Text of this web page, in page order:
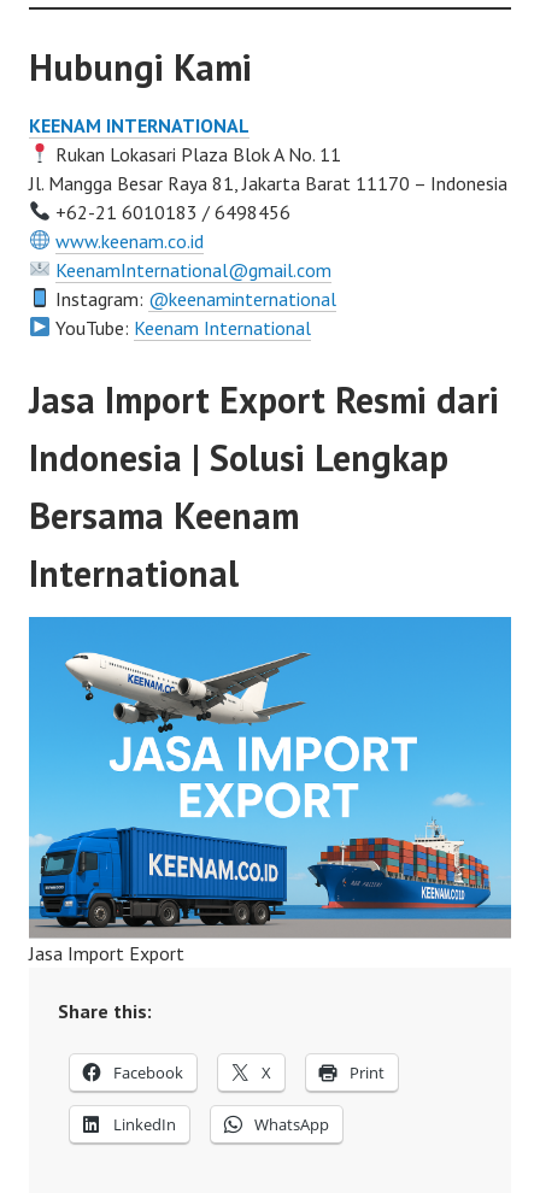
Hubungi Kami
KEENAM INTERNATIONAL
Rukan Lokasari Plaza Blok A No. 11
Jl. Mangga Besar Raya 81, Jakarta Barat 11170 – Indonesia
+62-21 6010183 / 6498456
www.keenam.co.id
KeenamInternational@gmail.com
Instagram: @keenaminternational
YouTube: Keenam International
Jasa Import Export Resmi dari
Indonesia | Solusi Lengkap
Bersama Keenam
International
Jasa Import Export
Share this:
Facebook X Print
LinkedIn WhatsApp